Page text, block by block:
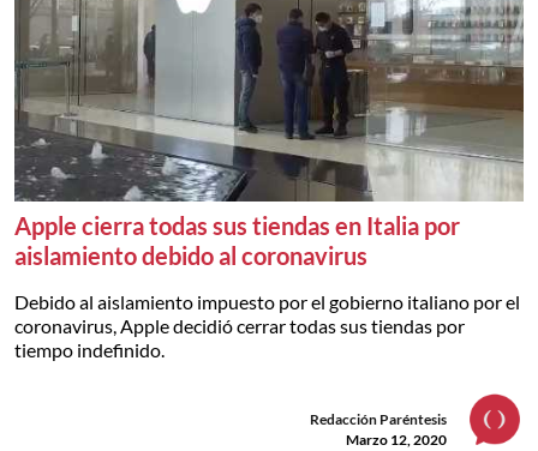
Apple cierra todas sus tiendas en Italia por
aislamiento debido al coronavirus
Debido al aislamiento impuesto por el gobierno italiano por el
coronavirus, Apple decidió cerrar todas sus tiendas por
tiempo indefinido.
Redacción Paréntesis
Marzo 12, 2020